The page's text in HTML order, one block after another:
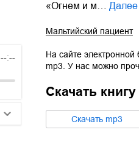
--:--
«Огнем и м…
Далее
Мальтийский пациент
На сайте электронной
mp3 . У нас можно
Скачать
Cкачать mp3